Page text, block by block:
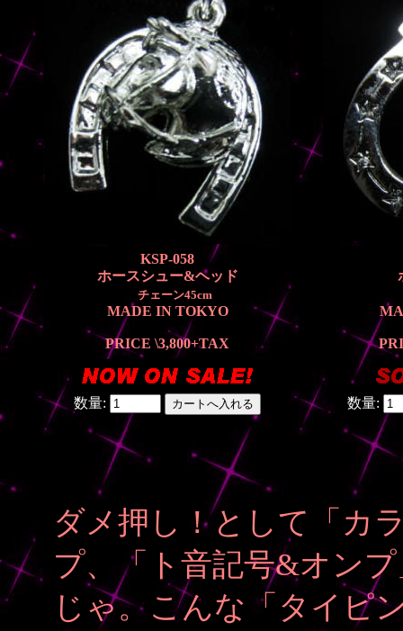
KSP-058
ホースシュー&ヘッド
チェーン45cm
MADE IN TOKYO
PRICE \3,800+TAX
数量: 数量:
ダメ押し！として「カ
プ、「ト音記号&オン
じゃ。こんな「タイピ